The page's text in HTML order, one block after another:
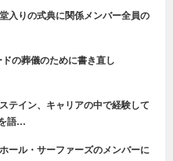
入りの式典に関係メンバー全員の
の葬儀のために書き直し
テイン、キャリアの中で経験して
語…
ール・サーファーズのメンバーに